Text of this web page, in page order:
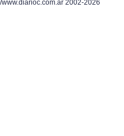
/www.diarioc.com.ar 2002-2026